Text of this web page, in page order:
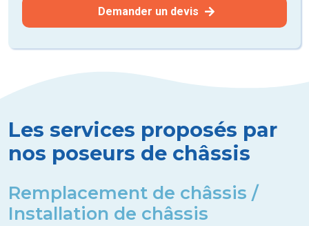
Demander un devis
Les services proposés par
nos poseurs de châssis
Remplacement de châssis /
Installation de châssis